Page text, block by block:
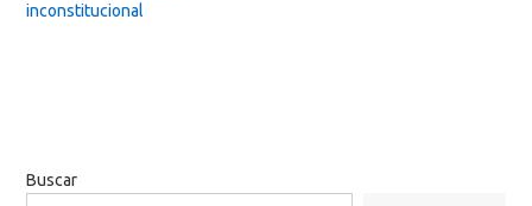
inconstitucional
Buscar